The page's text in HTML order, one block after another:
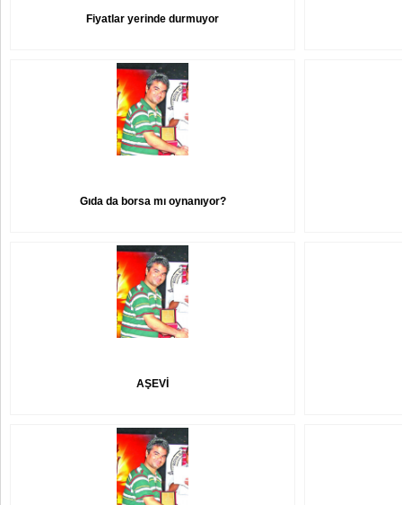
Fiyatlar yerinde durmuyor
Gıda da borsa mı oynanıyor?
AŞEVİ